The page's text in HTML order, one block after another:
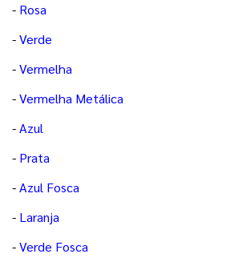
- Rosa
-Verde
-Vermelha
-Vermelha Metálica
-Azul
- Prata
-Azul Fosca
- Laranja
-Verde Fosca